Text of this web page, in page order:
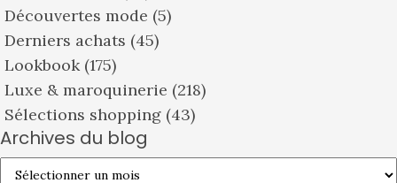
Découvertes mode (5)
Derniers achats (45)
Lookbook(175)
Luxe & maroquinerie (218)
Sélections shopping (43)
Archives du blog
Archives